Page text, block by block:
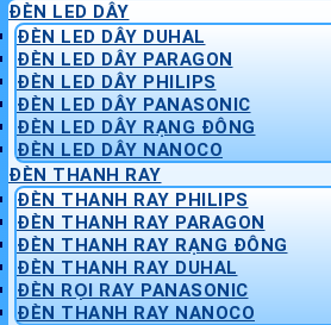
ĐÈN LED DÂY
ĐÈN LED DÂY DUHAL
ĐÈN LED DÂY PARAGON
ĐÈN LED DÂY PHILIPS
ĐÈN LED DÂY PANASONIC
ĐÈN LED DÂY RẠNG ĐÔNG
ĐÈN LED DÂY NANOCO
ĐÈN THANH RAY
ĐÈN THANH RAY PHILIPS
ĐÈN THANH RAY PARAGON
ĐÈN THANH RAY RẠNG ĐÔNG
ĐÈN THANH RAY DUHAL
ĐÈN RỌI RAY PANASONIC
ĐÈN THANH RAY NANOCO